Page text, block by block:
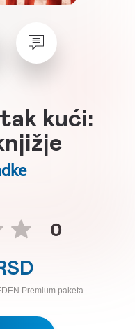
kući:
0
Premium paketa